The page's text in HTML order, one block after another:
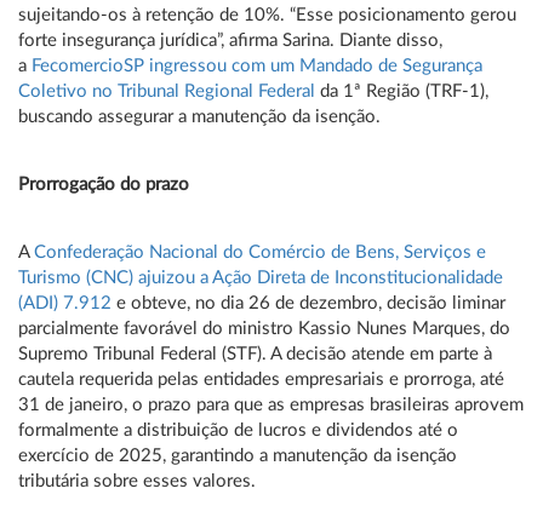
sujeitando-os à retenção de 10%. “Esse posicionamento gerou
forte insegurança jurídica”, afirma Sarina. Diante disso,
a FecomercioSP ingressou com um Mandado de Segurança
Coletivo no Tribunal Regional Federal da 1ª Região (TRF-1),
buscando assegurar a manutenção da isenção.
Prorrogação do prazo
A Confederação Nacional do Comércio de Bens, Serviços e
Turismo (CNC) ajuizou a Ação Direta de Inconstitucionalidade
(ADI) 7.912 e obteve, no dia 26 de dezembro, decisão liminar
parcialmente favorável do ministro Kassio Nunes Marques, do
Supremo Tribunal Federal (STF). A decisão atende em parte à
cautela requerida pelas entidades empresariais e prorroga, até
31 de janeiro, o prazo para que as empresas brasileiras aprovem
formalmente a distribuição de lucros e dividendos até o
exercício de 2025, garantindo a manutenção da isenção
tributária sobre esses valores.